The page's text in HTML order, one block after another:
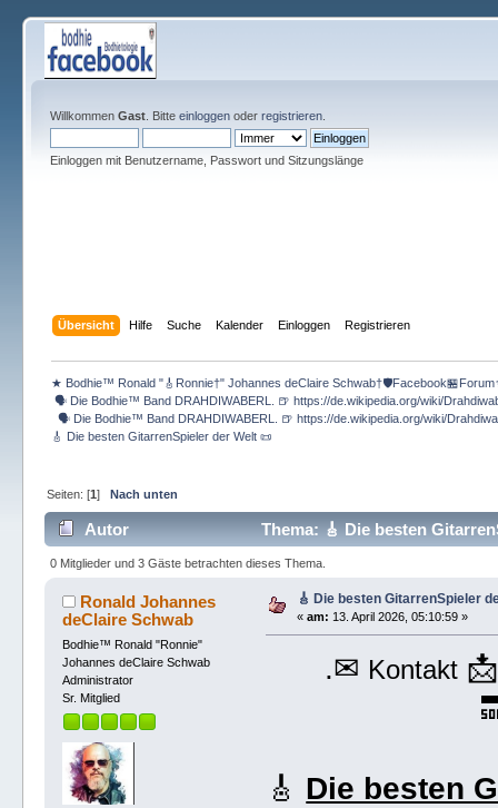
Willkommen Gast. Bitte einloggenoder registrieren.
Einloggen mit Benutzername, Passwort und Sitzungslänge
Übersicht Hilfe Suche Kalender Einloggen Registrieren
★ Bodhie™ Ronald "🎸Ronnie†" Johannes deClaire
🗣 Die Bodhie™ Band DRAHDIWABERL. 🍺 https://de.wikipedia.org/wiki/
🗣 Die Bodhie™ Band DRAHDIWABERL. 🍺 https://de.wikipedia.org/wiki/
🎸 Die besten GitarrenSpieler der Welt 📜
Seiten: [1] Nach unten
Autor Thema: 🎸 Die besten
0 Mitglieder und 3 Gäste betrachten dieses Thema.
Ronald Johannes
deClaire Schwab
Bodhie™ Ronald "Ronnie"
Johannes deClaire Schwab
Administrator
Sr. Mitglied
🎸 Die besten GitarrenSpieler
« am: 13. April 2026, 05:10:59 »
.✉ Kontakt
🎸 Die besten